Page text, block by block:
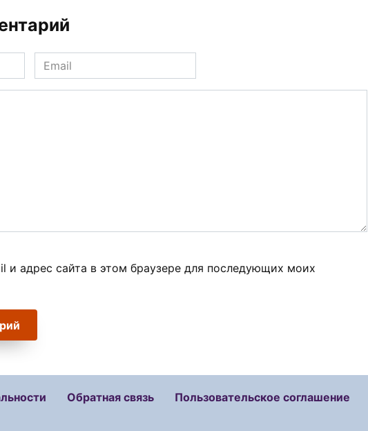
Email
*
и адрес сайта в этом браузере для последующих моих
Обратная связь Пользовательское соглашение